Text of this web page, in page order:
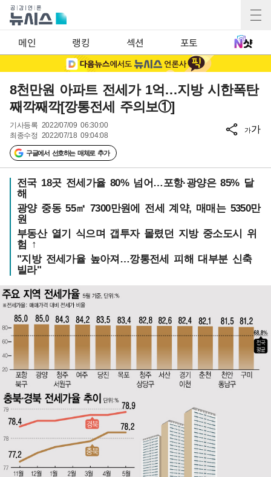
메인 랭킹 섹션 포토
8천만원 아파트 전세가 1억…지방 시한폭탄
째깍째깍[깡통전세 주의보①]
기사등록 2022/07/09 06:30:00
최종수정 2022/07/18 09:04:08
구글에서 선호하는 매체로 추가
가가
전국 18곳 전세가율 80% 넘어…포항·광양은 85% 달
해
광양 중동 55㎡ 7300만원에 전세 계약, 매매는 5350만
원
부동산 열기 식으며 갭투자 몰렸던 지방 중소도시 위
험 ↑
"지방 전세가율 높아져…깡통전세 피해 대부분 신축
빌라"